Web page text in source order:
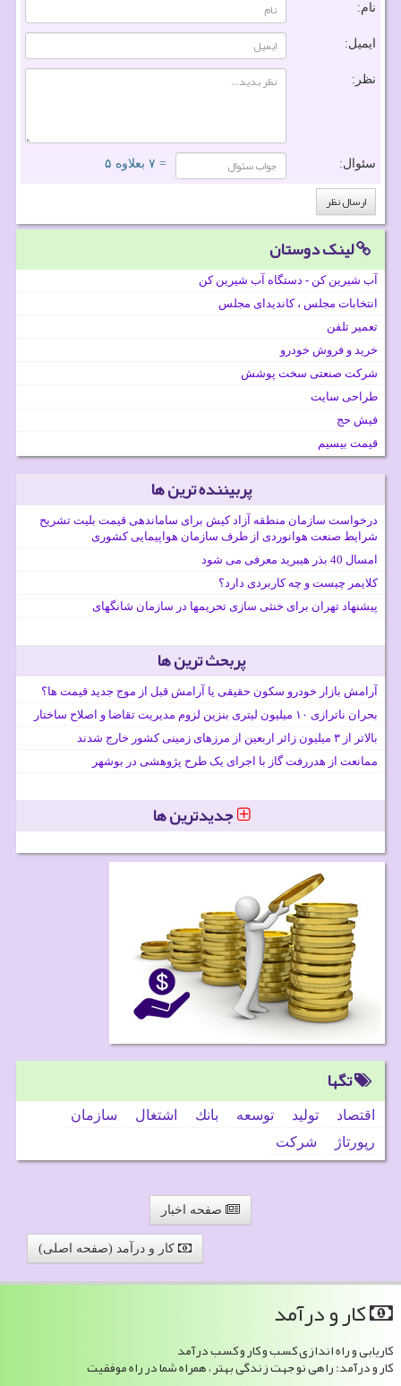
نام:
ایمیل:
نظر:
سئوال: = ۷ بعلاوه ۵
لینک دوستان
آب شیرین کن - دستگاه آب شیرین کن
انتخابات مجلس ، کاندیدای مجلس
تعمیر تلفن
خرید و فروش خودرو
شرکت صنعتی سخت پوشش
طراحی سایت
فیش حج
قیمت بیسیم
پربیننده ترین ها
درخواست سازمان منطقه آزاد کیش برای ساماندهی قیمت بلیت تشریح
شرایط صنعت هوانوردی از طرف سازمان هواپیمایی کشوری
امسال 40 بذر هیبرید معرفی می شود
کلایمر چیست و چه کاربردی دارد؟
پیشنهاد تهران برای خنثی سازی تحریمها در سازمان شانگهای
پربحث ترین ها
آرامش بازار خودرو سکون حقیقی یا آرامش قبل از موج جدید قیمت ها؟
بحران ناترازی ۱۰ میلیون لیتری بنزین لزوم مدیریت تقاضا و اصلاح ساختار
بالاتر از ۳ میلیون زائر اربعین از مرزهای زمینی کشور خارج شدند
ممانعت از هدررفت گاز با اجرای یک طرح پژوهشی در بوشهر
جدیدترین ها
تگها
اقتصاد تولید توسعه بانك اشتغال
سازمان
رپورتاژ
شركت
صفحه اخبار
کار و درآمد (صفحه اصلی)
كار و درآمد
کاریابی و راه اندازی کسب و کار و کسب درآمد
کار و درآمد: راهی نو جهت زندگی بهتر ، همراه شما در راه موفقیت